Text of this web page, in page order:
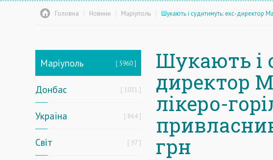
Головна Новини Маріуполь Шукають і судитимуть: екс-директор
Маріуполь 5960
Донбас 1031
Україна 864
Світ 97
Шукають і
директор
лікеро-
грн